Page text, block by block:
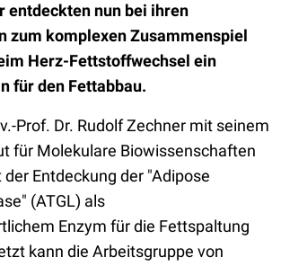
entdeckten nun bei ihren
zum komplexen Zusammenspiel
Herz-Fettstoffwechsel ein
für den Fettabbau.
Prof. Dr. Rudolf Zechner mit seinem
für Molekulare Biowissenschaften
der Entdeckung der "Adipose
(ATGL) als
Enzym für die Fettspaltung
kann die Arbeitsgruppe von